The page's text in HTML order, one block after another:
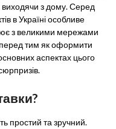
виходячи з дому. Серед
в Україні особливе
з великими мережами
тим як оформити
аспектах цього
простий та зручний.